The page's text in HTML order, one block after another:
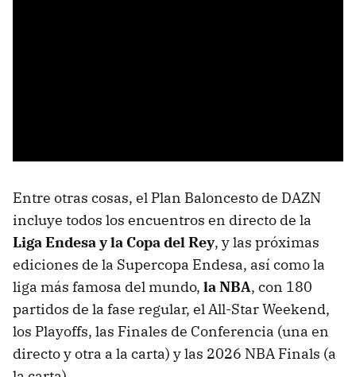
Entre otras cosas, el Plan Baloncesto de DAZN
incluye todos los encuentros en directo de la
Liga Endesa y la Copa del Rey, y las próximas
ediciones de la Supercopa Endesa, así como la
liga más famosa del mundo, laNBA, con 180
partidos de la fase regular, el All-Star Weekend,
los Playoffs, las Finales de Conferencia (una en
directo y otra a la carta) y las 2026 NBA Finals (a